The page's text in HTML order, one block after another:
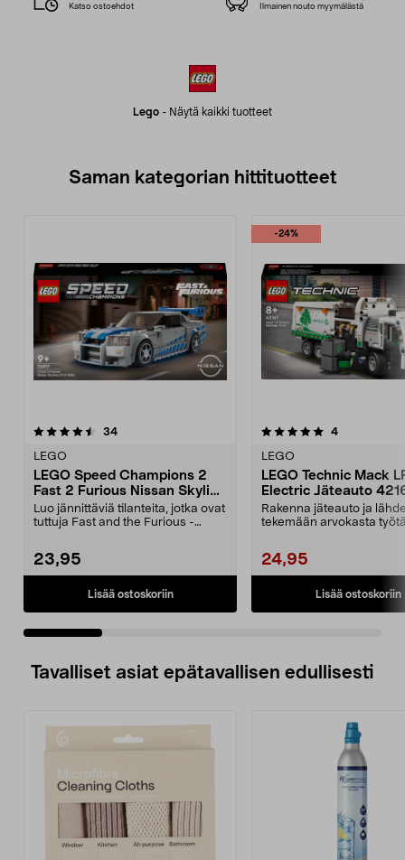
Lego - Näytä kaikki tuotteet
Katso ostoehdot Ilmainen nouto myymälästä
Saman kategorian hittituotteet
34arvostelut
LEGO
LEGO Speed Champions 2
Fast 2 Furious Nissan Skyline
GT-R (R34) 76917, yli 9-
vuotiaille
Luo jännittäviä tilanteita, jotka ovat
tuttuja Fast and the Furious -
23,95
Lisää ostoskoriin
-24%
5.0 viidestä
4arvostelut
LEGO
LEGO Technic Mack
Electric Jäteauto
vuotiaille
Rakenna jäteauto ja
tekemään arvokasta
24,95
Lisää ostoskoriin
5.0 viidestä
Tavalliset asiat epätavallisen edullisesti